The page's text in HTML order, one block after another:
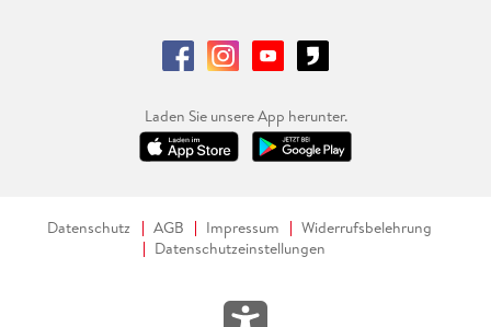
Laden Sie unsere App herunter.
Datenschutz AGB Impressum
Widerrufsbelehrung
Datenschutzeinstellungen